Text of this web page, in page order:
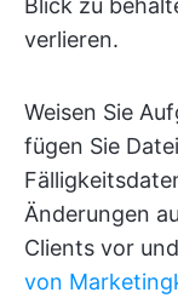
Blick zu
verlieren.
Weisen Sie
fügen Sie
Änderungen
Clients vor
von